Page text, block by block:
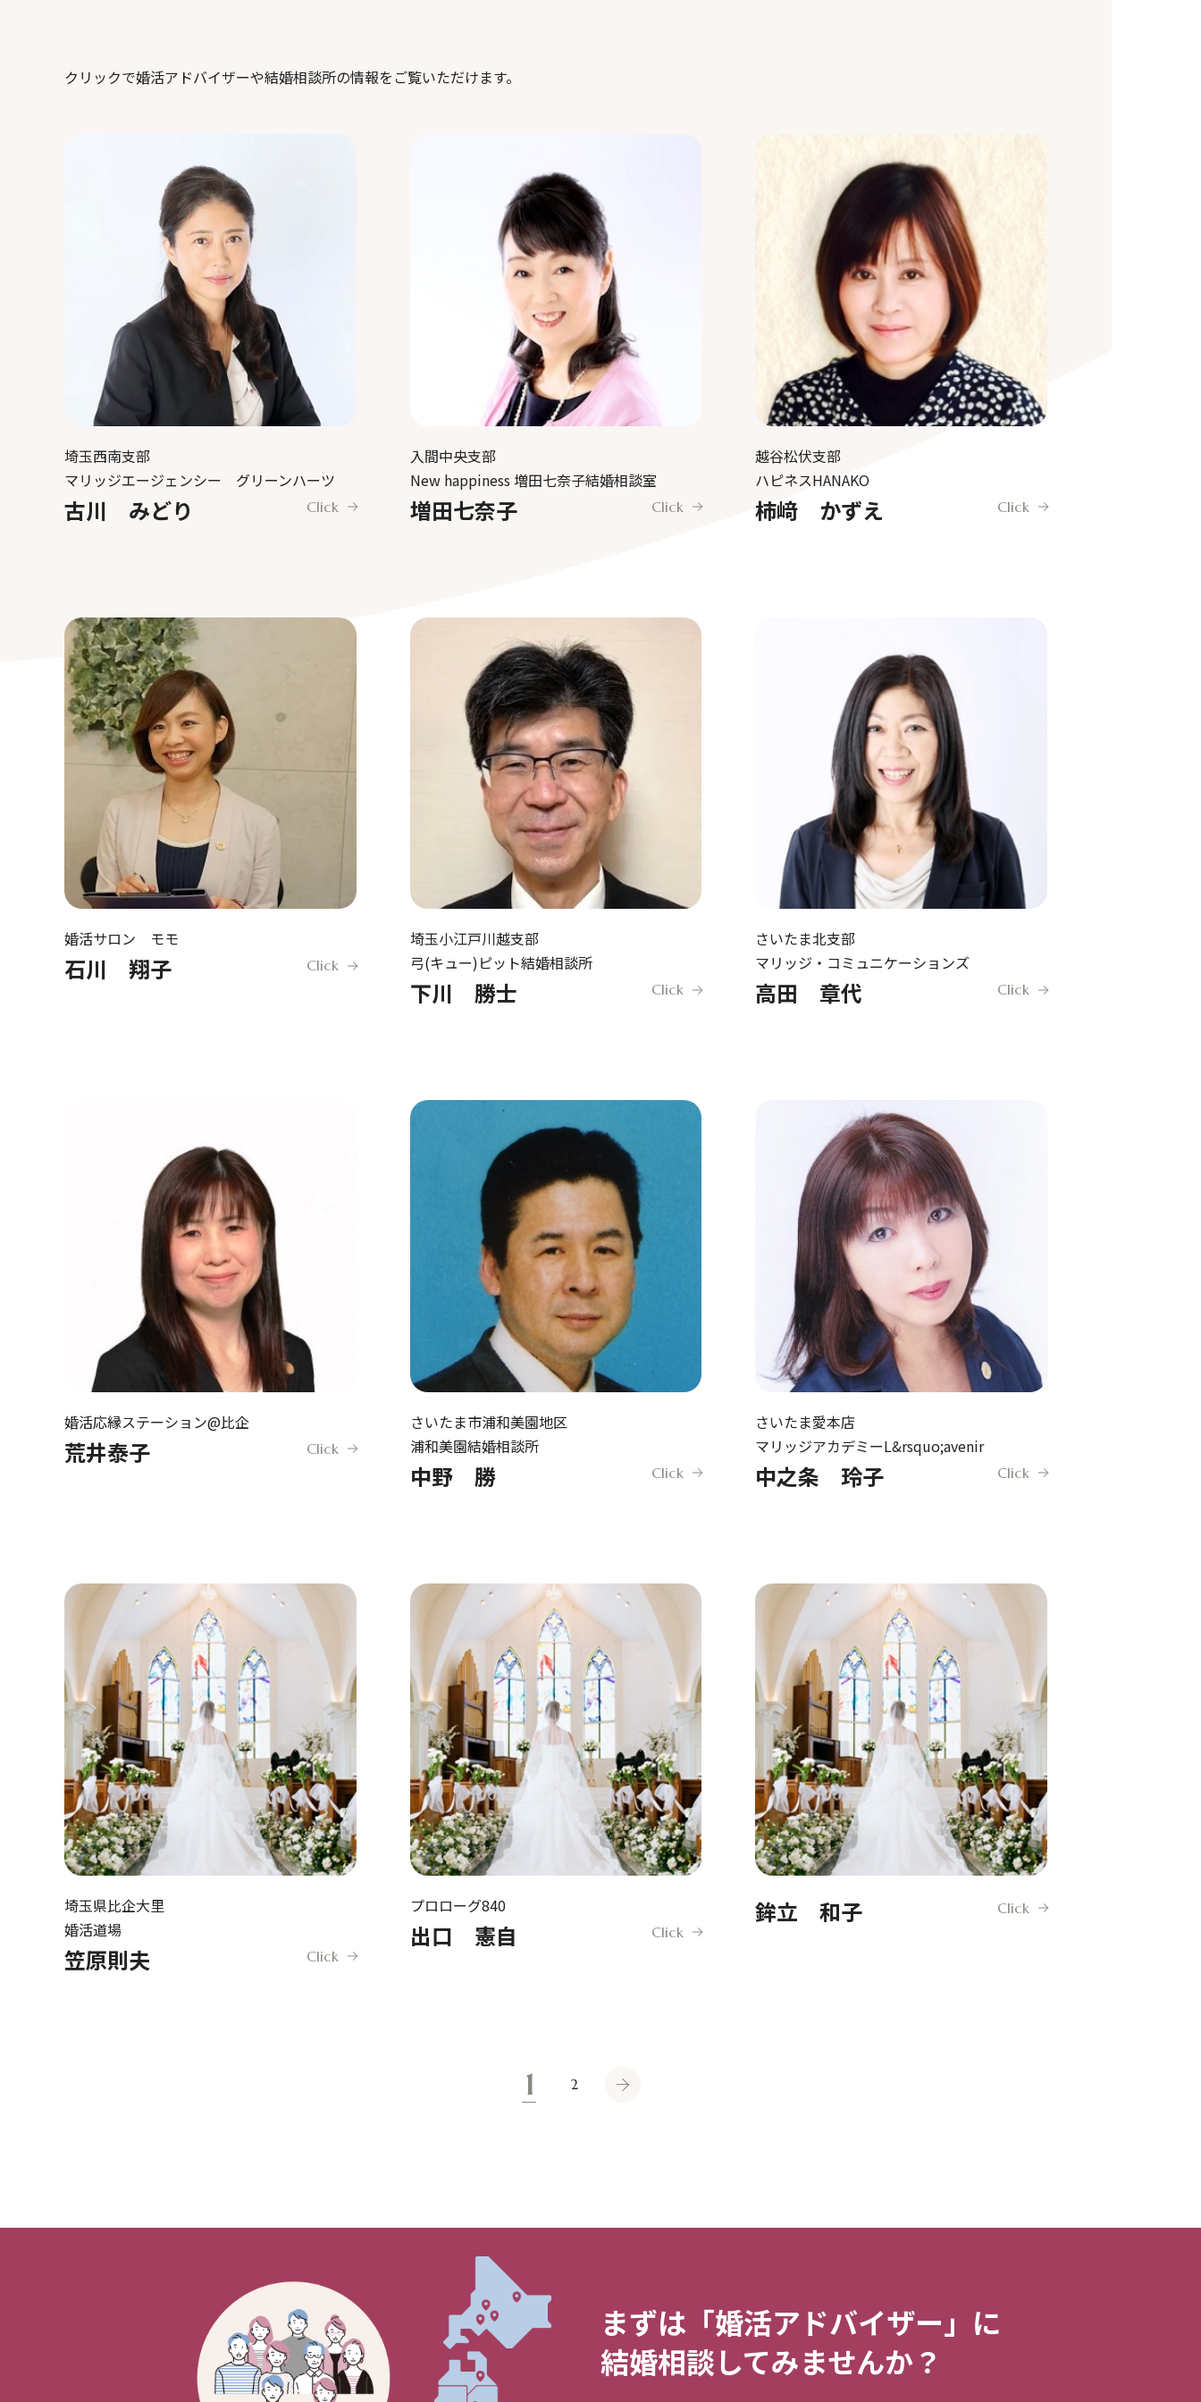
私たちの実績
婚活アドバイザーを探す
日本仲人協会が選ばれる理
料金について
よくあるご質問
クリックで婚活アドバイザーや結婚相談所の情報をご覧いただけます。
埼玉西南支部
マリッジエージェンシー グリーンハーツ
古川 みどり Click
入間中央支部
New happiness 増田七奈子結婚相談室
増田七奈子 Click
越谷松伏支部
ハピネスHANAKO
柿﨑 かずえ Click
婚活サロン モモ
石川 翔子 Click
埼玉小江戸川越支部
弓(キュー)ピット結婚相談所
下川 勝士 Click
さいたま北支部
マリッジ・コミュニケーションズ
高田 章代 Click
婚活応縁ステーション@比企
荒井泰子 Click
さいたま市浦和美園地区
浦和美園結婚相談所
中野 勝 Click
さいたま愛本店
マリッジアカデミーL&rsquo;avenir
中之条 玲子 Click
埼玉県比企大里
婚活道場
笠原則夫 Click
プロローグ840
出口 憲自 Click
鉾立 和子 Click
1 2
まずは「婚活アドバイザー」に
結婚相談してみませんか？